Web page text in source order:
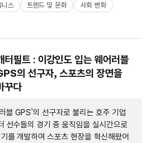
스 트렌드 및 문화
사회 변화
터필트 : 이강인도 입는 웨어러블
의 선구자, 스포츠의 장면을
꾸다
블 GPS'의 선구자로 불리는 호주 기업
선수들의 경기 중 움직임을 실시간으로
를 개발하여 스포츠 현장을 혁신해왔어